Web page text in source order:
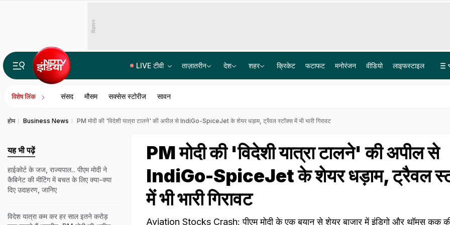
विज्ञापन
LIVE टीवी ताज़ातरीन देश शहर क्रिकेट फटाफट मनोरंजन वीडियो लाइफस्टाइल
विशेष लिंक संसद मौसम सक्सेस स्टोरीज सावन
होम Business News PM मोदी की 'विदेशी यात्रा टालने' की अपील से IndiGo-SpiceJet के शेयर धड़ाम, ट्रैवल स्टॉक्स में भी भारी गिरावट
PM मोदी की 'विदेशी यात्रा टालने' की अपील से
IndiGo-SpiceJet के शेयर धड़ाम, ट्रैवल
में भी भारी गिरावट
Aviation Stocks Crash: पीएम मोदी के एक बयान से शेयर बाजार में इंडिगो और थॉमस कुक
यह भी पढ़ें
हाईकोर्ट के जज, राज्यपाल.. पीएम मोदी ने
कैबिनेट की मीटिंग में बचत के लिए क्या-क्या
दिए उदाहरण, जानिए
विदेश यात्रा कम कर हर साल इतने करोड़